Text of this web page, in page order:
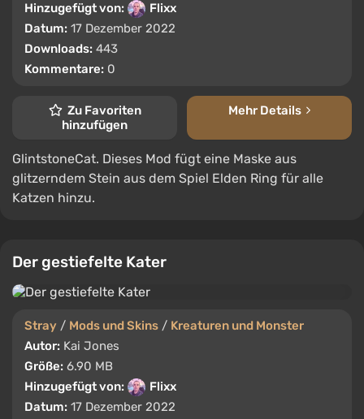
Hinzugefügt von:
Flixx
Datum: 17 Dezember 2022
Downloads: 443
Kommentare: 0
Zu Favoriten
hinzufügen
Mehr Details
GlintstoneCat. Dieses Mod fügt eine Maske aus
glitzerndem Stein aus dem Spiel Elden Ring für alle
Katzen hinzu.
Der gestiefelte Kater
Stray / Mods und Skins / Kreaturen und Monster
Autor: Kai Jones
Größe: 6.90 MB
Hinzugefügt von:
Flixx
Datum: 17 Dezember 2022